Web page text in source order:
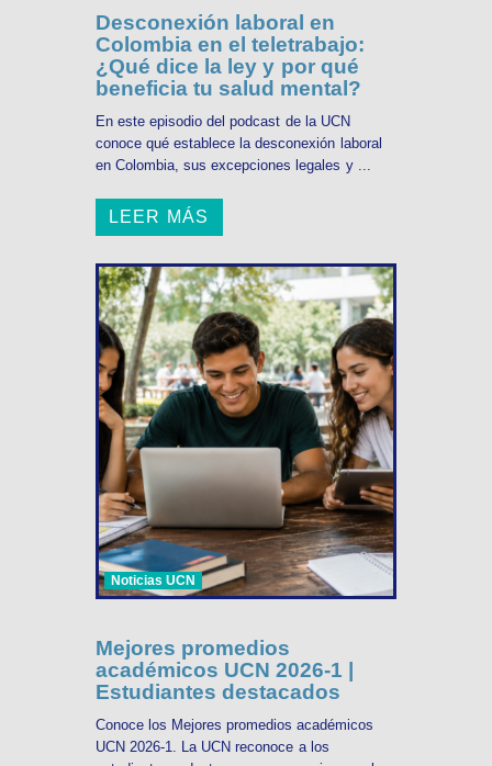
Desconexión laboral en
Colombia en el teletrabajo:
¿Qué dice la ley y por qué
beneficia tu salud mental?
En este episodio del podcast de la UCN
conoce qué establece la desconexión laboral
en Colombia, sus excepciones legales y ...
LEER MÁS
Noticias UCN
Mejores promedios
académicos UCN 2026-1 |
Estudiantes destacados
Conoce los Mejores promedios académicos
UCN 2026-1. La UCN reconoce a los